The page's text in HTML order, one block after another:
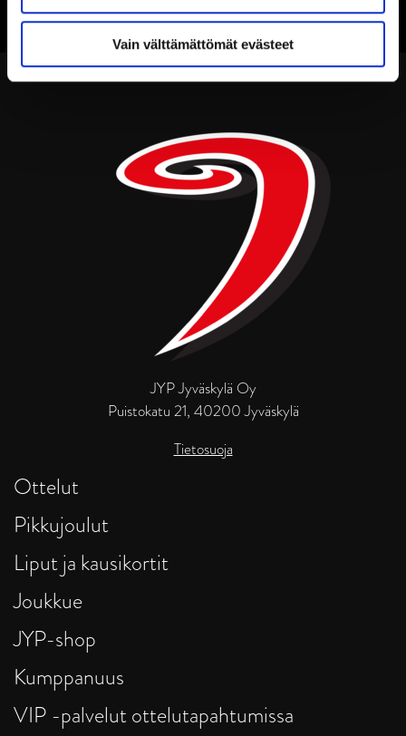
Vain välttämättömät evästeet
JYP Jyväskylä Oy
Puistokatu 21, 40200 Jyväskylä
Tietosuoja
Ottelut
Pikkujoulut
Liput ja kausikortit
Joukkue
JYP-shop
Kumppanuus
VIP -palvelut ottelutapahtumissa